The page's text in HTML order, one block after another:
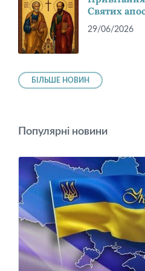
Святих
29/06/2026
БІЛЬШЕ НОВИН
Популярні новини